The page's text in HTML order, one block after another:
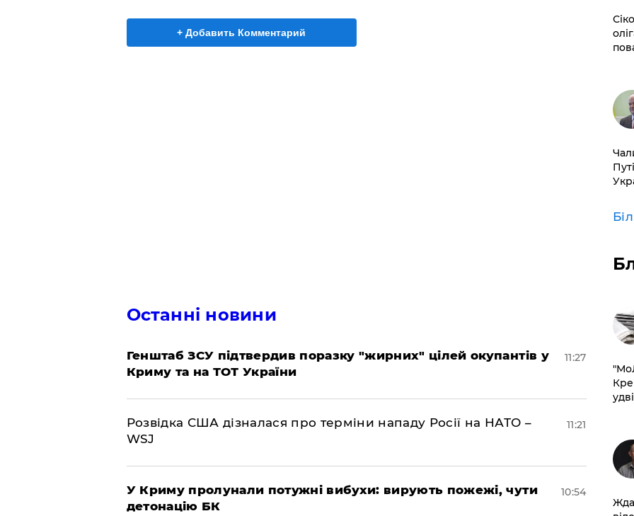
+ Добавить Комментарий
Останні новини
Генштаб ЗСУ підтвердив поразку "жирних" цілей окупантів у
Криму та на ТОТ України
11:27
Розвідка США дізналася про терміни нападу Росії на НАТО –
WSJ
11:21
У Криму пролунали потужні вибухи: вирують пожежі, чути
детонацію БК
10:54